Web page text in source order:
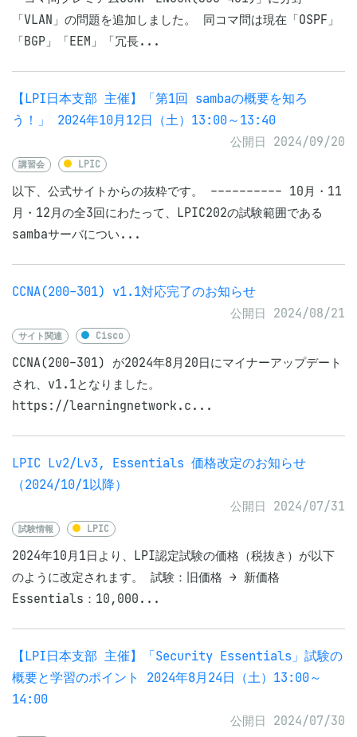
「VLAN」の問題を追加しました。 同コマ問は現在「OSPF」
「BGP」「EEM」「冗長...
【LPI日本支部 主催】「第1回 sambaの概要を知ろ
う！」 2024年10月12日（土）13:00～13:40
公開日 2024/09/20
講習会 LPIC
以下、公式サイトからの抜粋です。 ---------- 10月・11
月・12月の全3回にわたって、LPIC202の試験範囲である
sambaサーバについ...
CCNA(200-301) v1.1対応完了のお知らせ
公開日 2024/08/21
サイト関連 Cisco
CCNA(200-301) が2024年8月20日にマイナーアップデート
され、v1.1となりました。
https://learningnetwork.c...
LPIC Lv2/Lv3, Essentials 価格改定のお知らせ
（2024/10/1以降）
公開日 2024/07/31
試験情報 LPIC
2024年10月1日より、LPI認定試験の価格（税抜き）が以下
のように改定されます。 試験：旧価格 → 新価格
Essentials：10,000...
【LPI日本支部 主催】「Security Essentials」試験の
概要と学習のポイント 2024年8月24日（土）13:00～
14:00
公開日 2024/07/30